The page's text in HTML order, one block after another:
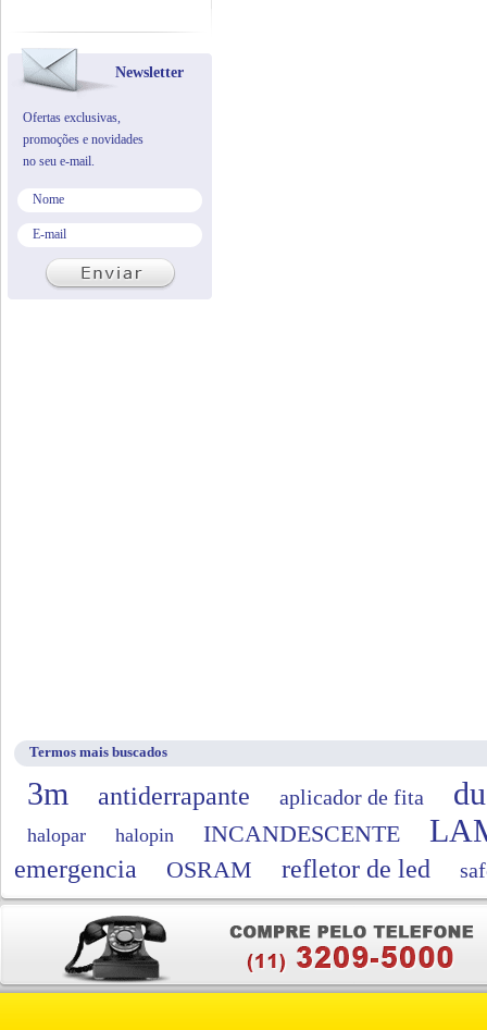
Newsletter
Ofertas exclusivas,
promoções e novidades
no seu e-mail.
Termos mais buscados
3m antiderrapante aplicador de fita
halopar halopin INCANDESCENTE
emergencia OSRAM refletor de led